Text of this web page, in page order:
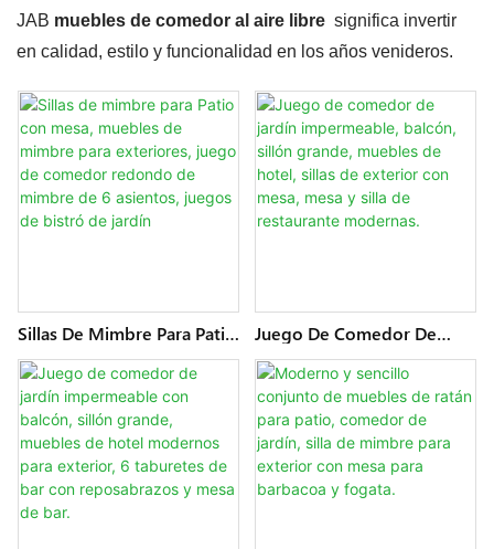
JAB muebles de comedor al aire libre significa invertir
en calidad, estilo y funcionalidad en los años venideros.
Sillas De Mimbre Para Patio
Con Mesa, Muebles De
Mimbre Para Exteriores,
Juego De Comedor
Redondo De Mimbre De 6
Asientos, Juegos De Bistró
De Jardín
Juego De Comedor De
Jardín Impermeable,
Balcón, Sillón Grande,
Muebles De Hotel, Sillas De
Exterior Con Mesa, Mesa Y
Silla De Restaurante
Modernas.